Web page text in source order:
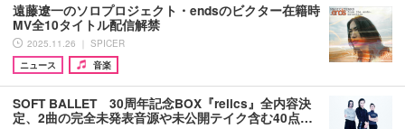
遠藤遼一のソロプロジェクト・endsのビクター在籍時
MV全10タイトル配信解禁
2025.11.26 ｜ SPICER
ニュース
音楽
SOFT BALLET 30周年記念BOX『relics』全内容決
定、2曲の完全未発表音源や未公開テイク含む40点…